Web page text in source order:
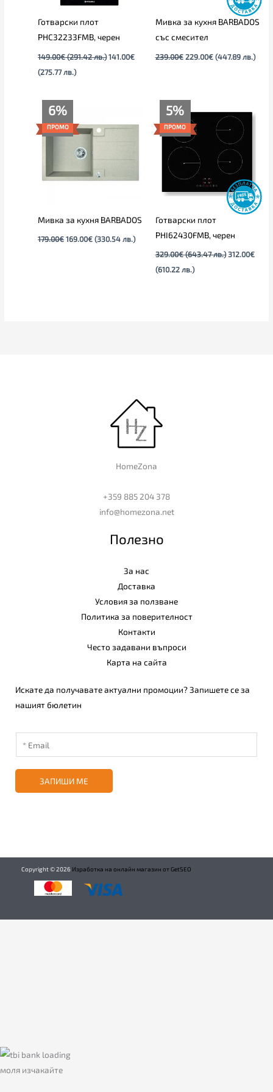
Готварски плот
PHC32233FMB, черен
149.00€ (291.42 лв.) 141.00€
(275.77 лв.)
Мивка за кухня BARBADOS
със смесител
239.00€ 229.00€ (447.89 лв.)
6%
ПРОМО
Мивка за кухня BARBADOS
179.00€
price
was:
179.00€.
169.00€
е:
169.00€.
(330.54 лв.)
5%
ПРОМО
Готварски плот
PHI62430FMB, черен
329.00€ (643.47 лв.)
price
was:
329.00€
(643.47
лв.).
312.00€
(610.22 лв.)
цена
е:
312.00€
лв.).
HomeZona
+359 885 204 378
info@homezona.net
Полезно
За нас
Доставка
Условия за ползване
Политика за поверителност
Контакти
Често задавани въпроси
Карта на сайта
Искате да получавате актуални промоции? Запишете се за
нашият бюлетин
ЗАПИШИ МЕ
Copyright ©2026 Изработка на онлайн магазин от GetSEO
моля изчакайте